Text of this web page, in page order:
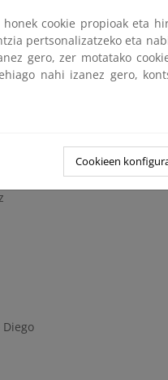
Diego
cookie propioak eta
pertsonalizatzeko eta
gero, zer motatako
nahi izanez gero,
Cookieen